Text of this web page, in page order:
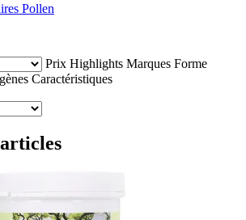
Pollen
Prix Highlights Marques Forme
Caractéristiques